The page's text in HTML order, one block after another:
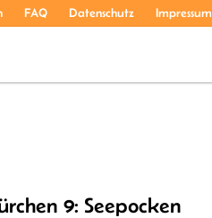
FAQ Datenschutz Impressum
9: Seepocken